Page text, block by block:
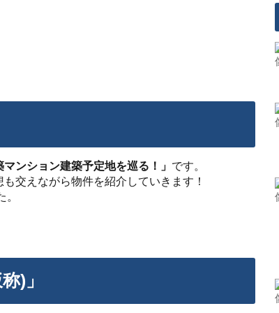
マンション建築予定地を巡る！」 です。
交えながら物件を紹介していきます！
)」